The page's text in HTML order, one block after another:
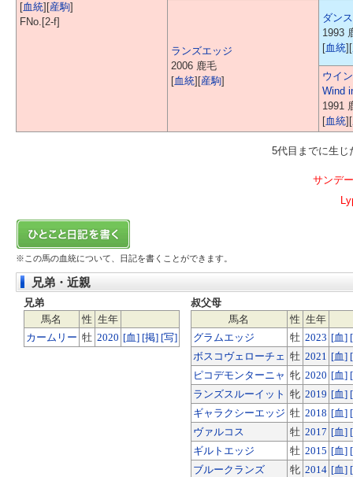
[血統][産駒]
FNo.[2-f]
ランズエッジ
2006 鹿毛
[血統][産駒]
ダン
1993
[血統][
ウイ
Wind
1991
[血統][
5代目までに生
サンデ
※この馬の血統について、日記を書くことができます。
兄弟・近親
兄弟
馬名
性 生年
カームリー 牡 2020 [血] [掲] [写]
叔父母
馬名
性 生年
グラムエッジ
牡 2023 [血]
ボスコヴェローチェ 牡 2021 [血]
ピコデモンターニャ 牝 2020 [血]
ランズスルーイット 牝 2019 [血]
ギャラクシーエッジ 牡 2018 [血]
ヴァルコス
牡 2017 [血]
ギルトエッジ
牡 2015 [血]
ブルークランズ
牝 2014 [血]